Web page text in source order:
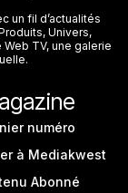
un fil d’actualités
Univers,
TV, une galerie
numéro
à Mediakwest
Abonné